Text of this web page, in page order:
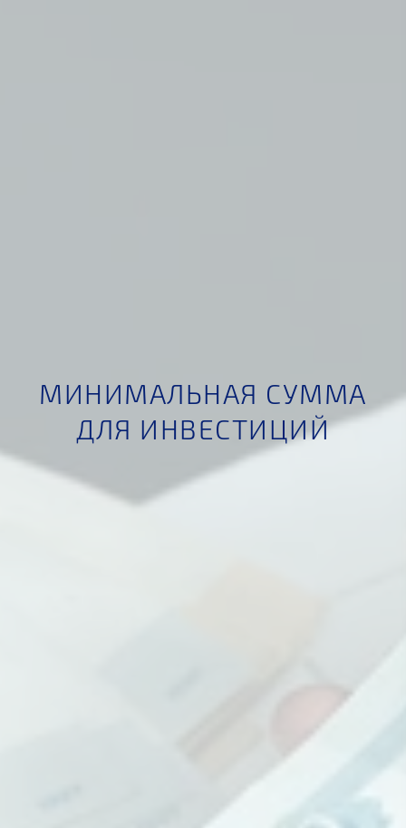
МИНИМАЛЬНАЯ СУММА
ДЛЯ ИНВЕСТИЦИЙ